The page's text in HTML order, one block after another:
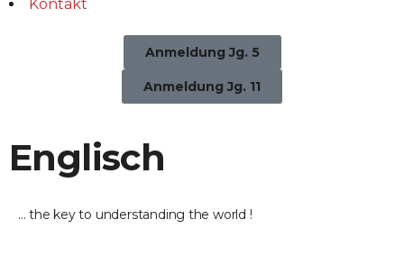
Kontakt
Anmeldung Jg. 5
Anmeldung Jg. 11
Englisch
... the key to understanding the world !